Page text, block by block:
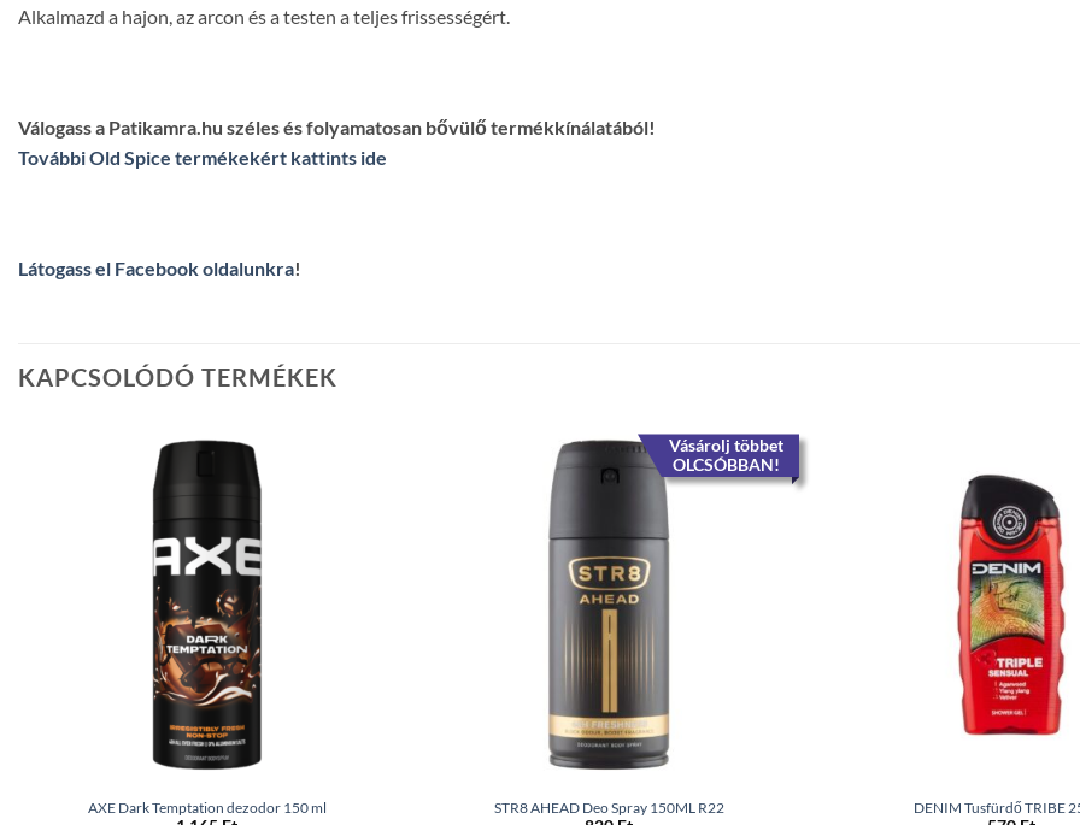
Alkalmazd a hajon, az arcon és a testen a teljes frissességért.
Válogass a Patikamra.hu széles és folyamatosan bővülő termékkínálatából!
További Old Spice termékekért kattints ide
Látogass el Facebook oldalunkra!
KAPCSOLÓDÓ TERMÉKEK
AXE Dark Temptation dezodor 150 ml
Vásárolj többet
OLCSÓBBAN!
STR8 AHEAD Deo Spray 150ML R22 DENIM Tusfürdő TRIBE